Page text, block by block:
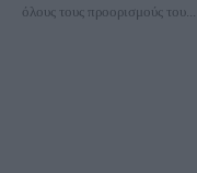
όλους τους προορισμούς του...